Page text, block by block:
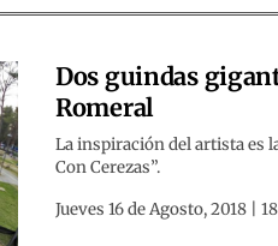
Dos guindas
Romeral
La inspiración del artista es
Con Cerezas”.
Jueves 16 de Agosto, 2018 |